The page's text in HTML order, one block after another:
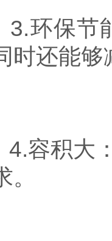
保节能
时还能够
积大：